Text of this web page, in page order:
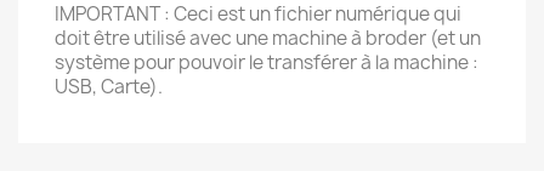
IMPORTANT : Ceci est un fichier numérique qui
doit être utilisé avec une machine à broder (et un
système pour pouvoir le transférer à la machine :
USB, Carte).